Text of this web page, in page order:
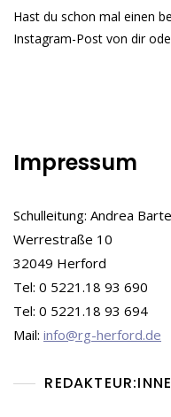
Hast du schon mal einen
Instagram-Post von dir
Impressum
Schulleitung: Andrea
Werrestraße 10
32049 Herford
Tel: 0 5221.18 93 690
Tel: 0 5221.18 93 694
Mail: info@rg-herford.de